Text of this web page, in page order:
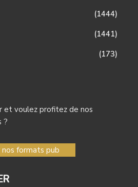
(1444)
(1441)
(173)
et voulez profitez de nos
?
nos formats pub